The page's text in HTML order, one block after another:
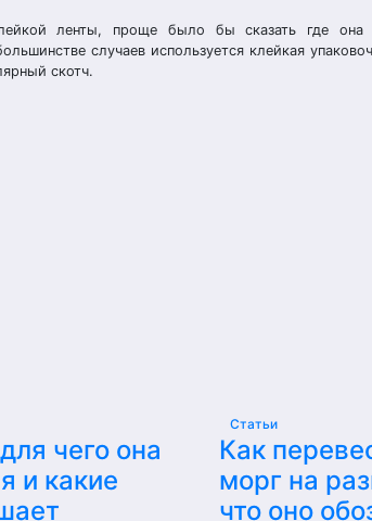
ленты, проще было бы сказать где она
случаев используется клейкая
скотч.
чего она
и какие
Статьи
Как
морг на
что оно